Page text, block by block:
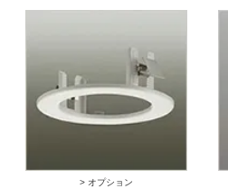
> オプション